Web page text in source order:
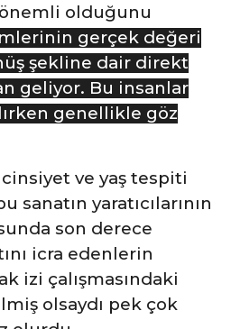
olduğunu
gerçek değeri
şekline dair direkt
geliyor. Bu insanlar
genellikle göz
ve yaş tespiti
sanatın yaratıcılarının
son derece
icra edenlerin
izi çalışmasındaki
olsaydı pek çok